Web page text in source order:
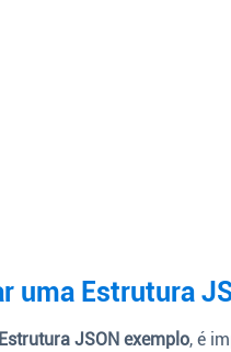
uma Estrutura
Estrutura JSON exemplo, é